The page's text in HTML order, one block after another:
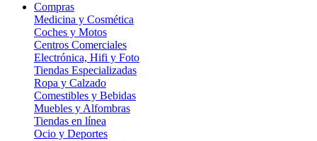
Compras
Medicina y Cosmética
Coches y Motos
Centros Comerciales
Electrónica, Hifi y Foto
Tiendas Especializadas
Ropa y Calzado
Comestibles y Bebidas
Muebles y Alfombras
Tiendas en línea
Ocio y Deportes